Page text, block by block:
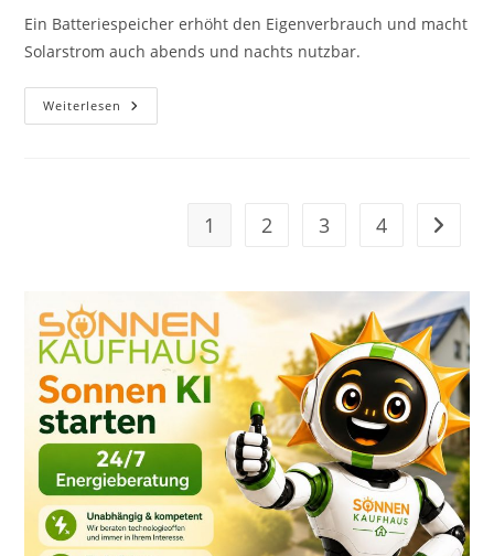
Ein Batteriespeicher erhöht den Eigenverbrauch und macht
Solarstrom auch abends und nachts nutzbar.
Weiterlesen Batteriespeicher:
Mehr
1 2 3 4 Zur